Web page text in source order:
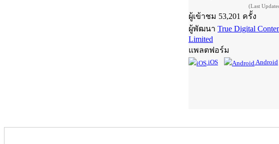
(Last
ผู้เข้าชม 53,201 ครั้ง
ผู้พัฒนา True Digital
Limited
แพลตฟอร์ม
iOS Android